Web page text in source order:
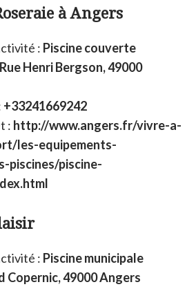
à Angers
: Piscine couverte
Henri Bergson, 49000
+33241669242
: http://www.angers.fr/vivre-a-
les-equipements-
piscines/piscine-
: Piscine municipale
Copernic, 49000 Angers